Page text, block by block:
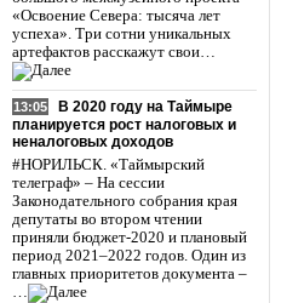
«Освоение Севера: тысяча лет
успеха». Три сотни уникальных
артефактов расскажут свои…
13:05
В 2020 году на Таймыре
планируется рост налоговых и
неналоговых доходов
#НОРИЛЬСК. «Таймырский
телеграф» – На сессии
Законодательного собрания края
депутаты во втором чтении
приняли бюджет-2020 и плановый
период 2021–2022 годов. Один из
главных приоритетов документа –
…